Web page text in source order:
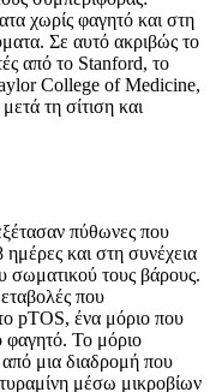
χωρίς φαγητό και στη
Σε αυτό ακριβώς το
από το Stanford, το
College of Medicine,
τη σίτιση και
πύθωνες που
ημέρες και στη συνέχεια
σωματικού τους βάρους.
που
pTOS, ένα μόριο που
Το μόριο
μια διαδρομή που
μέσω μικροβίων